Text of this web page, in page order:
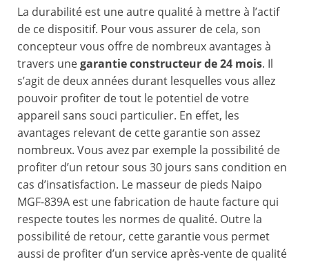
La durabilité est une autre qualité à mettre à l’actif
de ce dispositif. Pour vous assurer de cela, son
concepteur vous offre de nombreux avantages à
travers unegarantie constructeur de 24 mois. Il
s’agit de deux années durant lesquelles vous allez
pouvoir profiter de tout le potentiel de votre
appareil sans souci particulier. En effet, les
avantages relevant de cette garantie son assez
nombreux. Vous avez par exemple la possibilité de
profiter d’un retour sous 30 jours sans condition en
cas d’insatisfaction. Le masseur de pieds Naipo
MGF-839A est une fabrication de haute facture qui
respecte toutes les normes de qualité. Outre la
possibilité de retour, cette garantie vous permet
aussi de profiter d’un service après-vente de qualité